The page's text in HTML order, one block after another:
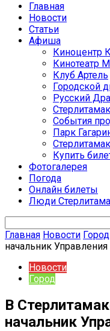
Главная
Новости
Статьи
Афиша
Киноцентр
Кинотеатр
Клуб Артель
Городской
Русский
События
Парк
Купить
Фотогалерея
Погода
Онлайн билеты
Люди
Главная Новости Город
начальник
Новости
Город
В
начальник